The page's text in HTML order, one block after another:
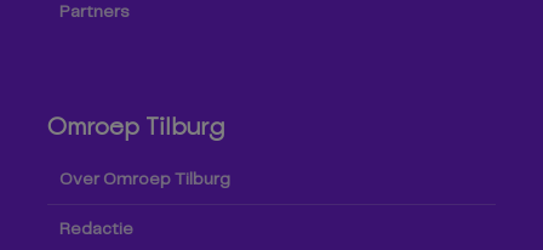
Partners
Omroep Tilburg
Over Omroep Tilburg
Redactie